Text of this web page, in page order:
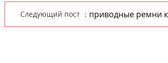
Следующий пост ： приводные ремни